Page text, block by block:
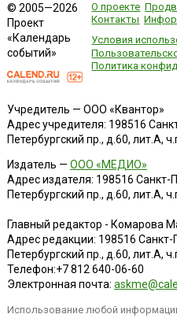
© 2005—2026
Проект
«Календарь
событий»
О проекте
Контакты
Условия
Политика
Учредитель — ООО «Квантор»
Адрес учредителя: 198516
Петербургский пр., д.60, лит.А,
Издатель — ООО «МЕДИО»
Адрес издателя: 198516 Санкт-
Петербургский пр., д.60, лит.А,
Главный редактор - Комарова
Адрес редакции: 198516 Санкт-
Петербургский пр., д.60, лит.А,
Телефон:+7 812 640-06-60
Электронная почта:
Использование любой информации